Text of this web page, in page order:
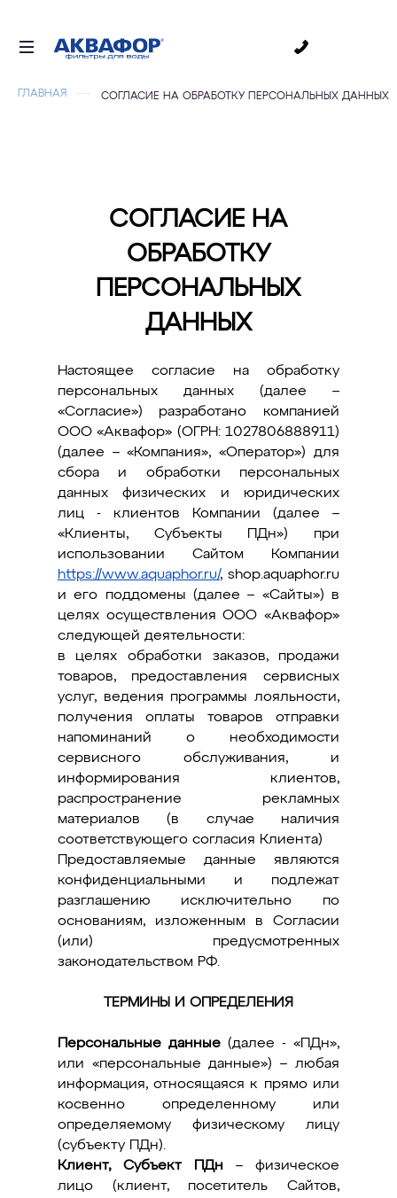
ГЛАВНАЯ СОГЛАСИЕ НА ОБРАБОТКУ ПЕРСОНАЛЬНЫХ ДАННЫХ
СОГЛАСИЕ НА
ОБРАБОТКУ
ПЕРСОНАЛЬНЫХ
ДАННЫХ
Настоящее согласие на обработку
персональных данных (далее –
«Согласие») разработано компанией
ООО «Аквафор» (ОГРН: 1027806888911)
(далее – «Компания», «Оператор») для
сбора и обработки персональных
данных физических и юридических
лиц - клиентов Компании (далее –
«Клиенты, Субъекты ПДн») при
использовании Сайтом Компании
https://www.aquaphor.ru/, shop.aquaphor.ru
и его поддомены (далее – «Сайты») в
целях осуществления ООО «Аквафор»
следующей деятельности:
в целях обработки заказов, продажи
товаров, предоставления сервисных
услуг, ведения программы лояльности,
получения оплаты товаров отправки
напоминаний о необходимости
сервисного обслуживания, и
информирования клиентов,
распространение рекламных
материалов (в случае наличия
соответствующего согласия Клиента)
Предоставляемые данные являются
конфиденциальными и подлежат
разглашению исключительно по
основаниям, изложенным в Согласии
(или) предусмотренных
законодательством РФ.
ТЕРМИНЫ И ОПРЕДЕЛЕНИЯ
Персональные данные(далее - «ПДн»,
или «персональные данные») – любая
информация, относящаяся к прямо или
косвенно определенному или
определяемому физическому лицу
(субъекту ПДн).
Клиент, Субъект ПДн – физическое
лицо (клиент, посетитель Сайтов,